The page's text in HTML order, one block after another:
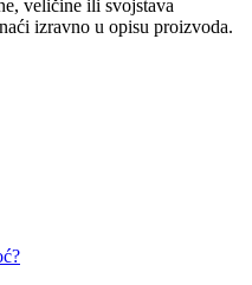
veličine ili svojstava
izravno u opisu proizvoda.